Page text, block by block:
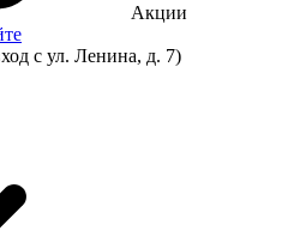
Акции
с ул. Ленина, д. 7)